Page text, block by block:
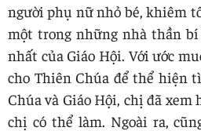
người phụ nữ nhỏ bé, khiêm
một trong những nhà thần
nhất của Giáo Hội. Với ước
cho Thiên Chúa để thể hiện
Chúa và Giáo Hội, chị đã
chị có thể làm. Ngoài ra,